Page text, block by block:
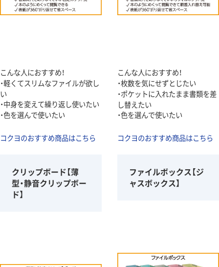
こんな人におすすめ！
・軽くてスリムなファイルが欲し
い
・中身を変えて繰り返し使いたい
・色を選んで使いたい
コクヨのおすすめ商品はこちら
こんな人におすすめ！
・枚数を気にせずとじたい
・ポケットに入れたまま書類を差
し替えたい
・色を選んで使いたい
コクヨのおすすめ商品はこちら
クリップボード【薄
型・静音クリップボー
ド】
ファイルボックス【ジ
ャスボックス】